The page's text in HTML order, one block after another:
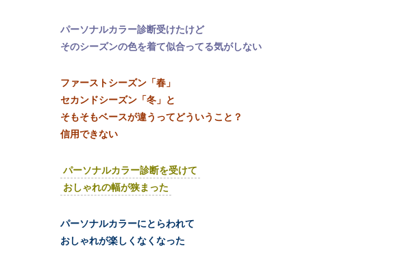
パーソナルカラー診断受けたけど
そのシーズンの色を着て似合ってる気がしない
ファーストシーズン「春」
セカンドシーズン「冬」と
そもそもベースが違うってどういうこと？
信用できない
パーソナルカラー診断を受けて
おしゃれの幅が狭まった
パーソナルカラーにとらわれて
おしゃれが楽しくなくなった